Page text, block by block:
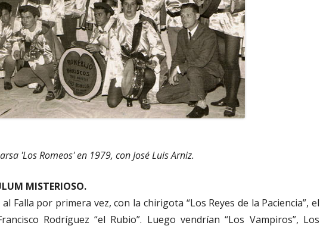
'Los Romeos' en 1979, con José Luis Arniz.
MISTERIOSO.
Falla por primera vez, con la chirigota “Los Reyes de la Paciencia”, el
Rodríguez “el Rubio”. Luego vendrían “Los Vampiros”, Los